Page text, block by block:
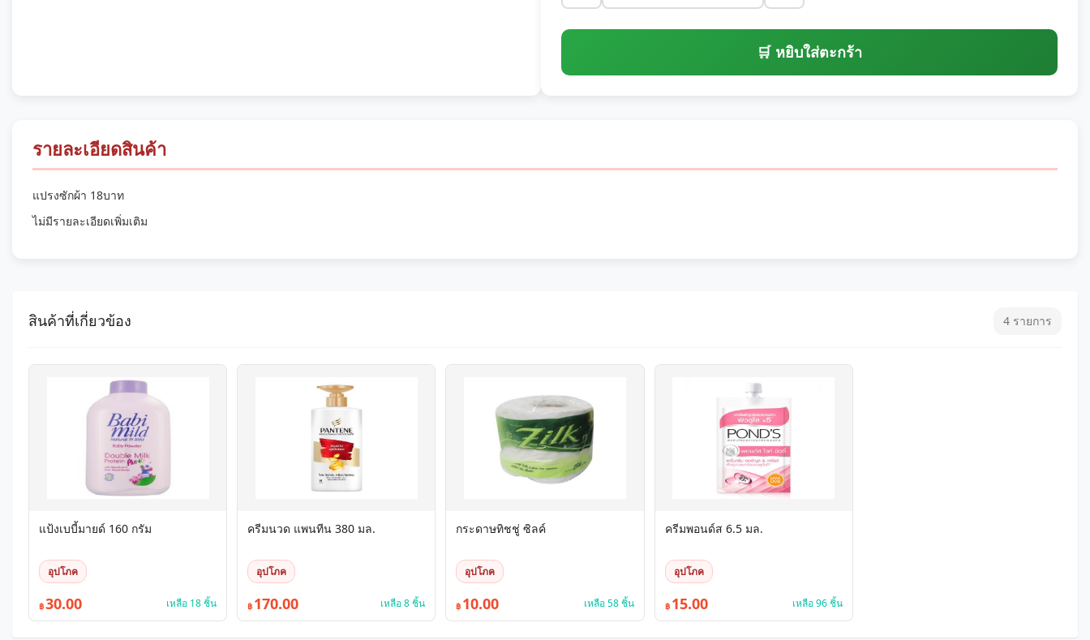
🛒 หยิบใส่ตะกร้า
รายละเอียดสินค้า
แปรงซักผ้า 18บาท
ไม่มีรายละเอียดเพิ่มเติม
สินค้าที่เกี่ยวข้อง 4 รายการ
แป้งเบบี้มายด์ 160 กรัม
อุปโภค
฿30.00 เหลือ 18 ชิ้น
ครีมนวด แพนทีน 380 มล.
อุปโภค
฿ 170.00 เหลือ 8 ชิ้น
กระดาษทิชชู่ ซิลค์
อุปโภค
฿ 10.00 เหลือ 58 ชิ้น
ครีมพอนด์ส 6.5 มล.
อุปโภค
฿ 15.00 เหลือ 96 ชิ้น